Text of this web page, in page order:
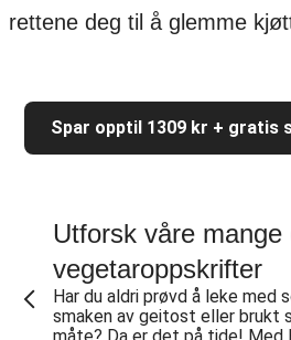
rettene deg til å glemme
Spar opptil 1309 kr + gratis
Utforsk våre mange
vegetaroppskrifter
Har du aldri prøvd å leke med
smaken av geitost eller brukt